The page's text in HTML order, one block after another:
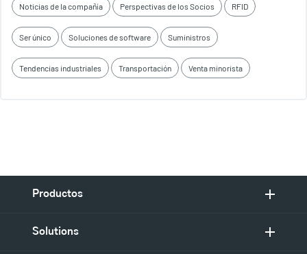
Noticias de la compañía Perspectivas de los Socios RFID
Ser único Soluciones de software Suministros
Tendencias industriales Transportación Venta minorista
Productos
Solutions